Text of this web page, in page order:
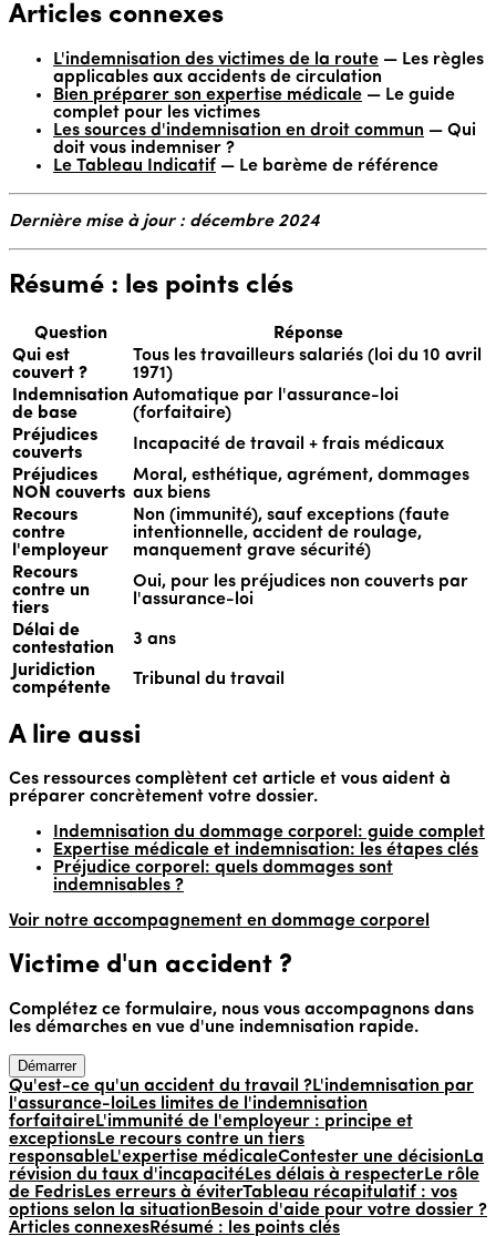
Articles connexes
L'indemnisation des victimes de la route — Les règles
applicables aux accidents de circulation
Bien préparer son expertise médicale — Le guide
complet pour les victimes
Les sources d'indemnisation en droit commun — Qui
doit vous indemniser ?
Le Tableau Indicatif — Le barème de référence
Dernière mise à jour : décembre 2024
Résumé : les points clés
Question
Réponse
Qui est
couvert ?
Tous les travailleurs salariés (loi du 10 avril
1971)
Indemnisation
de base
Automatique par l'assurance-loi
(forfaitaire)
Préjudices
couverts
Incapacité de travail + frais médicaux
Préjudices
NON couverts
Moral, esthétique, agrément, dommages
aux biens
Recours
contre
l'employeur
Non (immunité), sauf exceptions (faute
intentionnelle, accident de roulage,
manquement grave sécurité)
Recours
contre un
tiers
Oui, pour les préjudices non couverts par
l'assurance-loi
Délai de
contestation
3 ans
Juridiction
compétente
Tribunal du travail
A lire aussi
Ces ressources complètent cet article et vous aident à
préparer concrètement votre dossier.
Indemnisation du dommage corporel: guide complet
Expertise médicale et indemnisation: les étapes clés
Préjudice corporel: quels dommages sont
indemnisables ?
Voir notre accompagnement en dommage corporel
Victime d'un accident ?
Complétez ce formulaire, nous vous accompagnons dans
les démarches en vue d'une indemnisation rapide.
Démarrer
Qu'est-ce qu'un accident du travail ?L'indemnisation par
l'assurance-loiLes limites de l'indemnisation
forfaitaireL'immunité de l'employeur : principe et
exceptionsLe recours contre un tiers
responsableL'expertise médicaleContester une décisionLa
révision du taux d'incapacitéLes délais à respecterLe rôle
de FedrisLes erreurs à éviterTableau récapitulatif : vos
options selon la situationBesoin d'aide pour votre dossier ?
Articles connexesRésumé : les points clés